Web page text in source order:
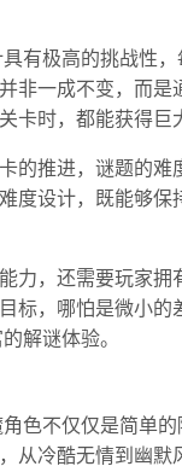
有极高的挑战性
非一成不变，而
时，都能获得巨
的推进，谜题的难
度设计，既能够
，还需要玩家拥
标，哪怕是微小的
解谜体验。
色不仅仅是简单
从冷酷无情到幽默